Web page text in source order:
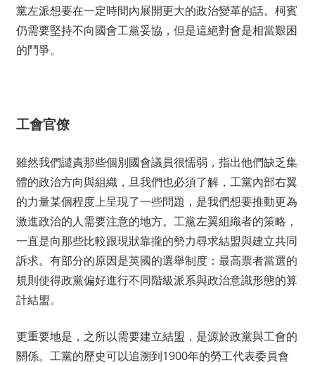
黨左派想要在一定時間內展開更大的政治變革的話。柯賓
仍需要堅持不向國會工黨妥協，但是這絕對會是相當艱困
的鬥爭。
工會官僚
雖然我們譴責那些個別國會議員很懦弱，指出他們缺乏集
體的政治方向與組織，旦我們也必須了解，工黨內部右翼
的力量某個程度上呈現了一些問題，是我們想要推動更為
激進政治的人需要注意的地方。工黨左翼組織者的策略，
一直是向那些比較跟現狀靠攏的勢力尋求結盟與建立共同
訴求。有部分的原因是英國的選舉制度：最高票者當選的
規則使得政黨偏好進行不同階級派系與政治意識形態的算
計結盟。
更重要地是，之所以需要建立結盟，是源於政黨與工會的
關係。工黨的歷史可以追溯到1900年的勞工代表委員會